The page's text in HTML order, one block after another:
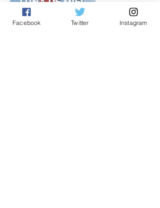
Facebook Twitter Instagram